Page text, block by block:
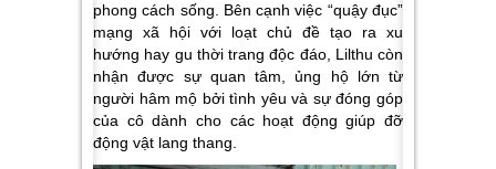
phong cách sống. Bên cạnh việc “quậy đục”
mạng xã hội với loạt chủ đề tạo ra xu
hướng hay gu thời trang độc đáo, Lilthu còn
nhận được sự quan tâm, ủng hộ lớn từ
người hâm mộ bởi tình yêu và sự đóng góp
của cô dành cho các hoạt động giúp đỡ
động vật lang thang.